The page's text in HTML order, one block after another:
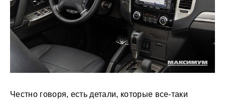
Честно говоря, есть детали, которые все-таки